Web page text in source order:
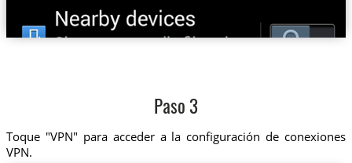
Paso 3
Toque "VPN" para acceder a la configuración de conexiones
VPN.